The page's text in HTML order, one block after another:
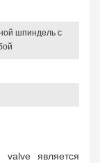
шпиндель с
является